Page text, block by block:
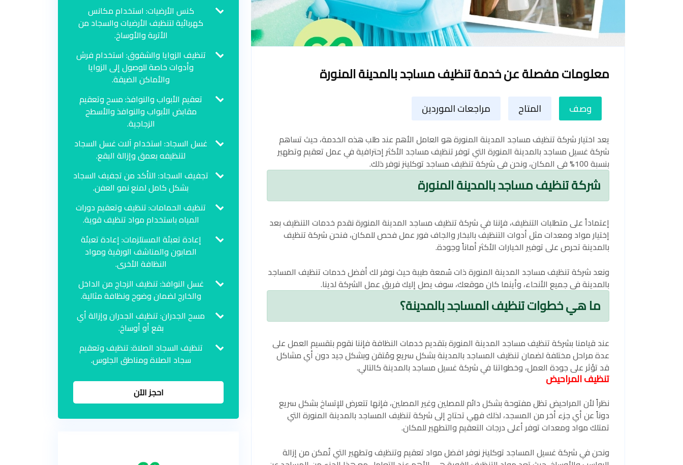
معلومات مفصلة عن خدمة تنظيف مساجد بالمدينة المنورة
وصف المتاح مراجعات الموردين
يعد اختيار شركة تنظيف مساجد المدينة المنورة هو العامل الأهم عند طلب هذه الخدمة، حيث تساهم
شركة غسيل مساجد بالمدينة المنورة التي توفر تنظيف مساجد الأكثر إحترافية في عمل تعقيم وتطهير
بنسبة 100% في المكان، ونحن في شركة تنظيف مساجد توكلينز نوفر ذلك.
شركة تنظيف مساجد بالمدينة المنورة
إعتماداً على متطلبات التنظيف، فإننا في شركة تنظيف مساجد المدينة المنورة نقدم خدمات التنظيف بعد
إختيار مواد ومعدات مثل أدوات التنظيف بالبخار والجاف فور عمل فحص للمكان، فنحن شركة تنظيف
بالمدينة تحرص على توفير الخيارات الأكثر أماناً وجودة.
ونعد شركة تنظيف مساجد المدينة المنورة ذات سُمعة طيبة حيث نوفر لك أفضل خدمات تنظيف المساجد
بالمدينة في جميع الأنحاء، وأينما كان موقعك، سوف يصل إليك فريق عمل الشركة لدينا.
ما هي خطوات تنظيف المساجد بالمدينة؟
عند قيامنا بشركة تنظيف مساجد المدينة المنورة بتقديم خدمات النظافة فإننا نقوم بتقسيم العمل على
عدة مراحل مختلفة لضمان تنظيف المساجد بالمدينة بشكل سريع ومُتقن وبشكل جيد دون أي مشاكل
قد تؤثر على جودة العمل، وخطواتنا في شركة غسيل مساجد بالمدينة كالتالي.
تنظيف المراحيض
نظراً لأن المراحيض تظل مفتوحة بشكل دائم للمصلين وغير المصلين، فإنها تتعرض للإتساخ بشكل سريع
دوناً عن أي جزء أخر من المسجد، لذلك فهي تحتاج إلى شركة تنظيف المساجد بالمدينة المنورة التي
تمتلك مواد ومعدات توفر أعلى درجات التعقيم والتطهير للمكان.
ونحن في شركة غسيل المساجد توكلينز نوفر افضل مواد تعقيم وتنظيف وتطهير التي تُمكن من إزالة
كنس الأرضيات: استخدام مكانس
كهربائية لتنظيف الأرضيات والسجاد من
الأتربة والأوساخ.
تنظيف الزوايا والشقوق: استخدام فرش
وأدوات خاصة للوصول إلى الزوايا
والأماكن الضيقة.
تعقيم الأبواب والنوافذ: مسح وتعقيم
مقابض الأبواب والنوافذ والأسطح
الزجاجية.
غسل السجاد: استخدام آلات غسل السجاد
لتنظيفه بعمق وإزالة البقع.
تجفيف السجاد: التأكد من تجفيف السجاد
بشكل كامل لمنع نمو العفن.
تنظيف الحمامات: تنظيف وتعقيم دورات
المياه باستخدام مواد تنظيف قوية.
إعادة تعبئة المستلزمات: إعادة تعبئة
الصابون والمناشف الورقية ومواد
النظافة الأخرى.
غسل النوافذ: تنظيف الزجاج من الداخل
والخارج لضمان وضوح ونظافة مثالية.
مسح الجدران: تنظيف الجدران وإزالة أي
بقع أو أوساخ.
تنظيف السجاد الصلاة: تنظيف وتعقيم
سجاد الصلاة ومناطق الجلوس.
احجز الآن